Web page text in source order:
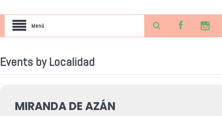
Menú
Events by Localidad
MIRANDA DE AZÁN